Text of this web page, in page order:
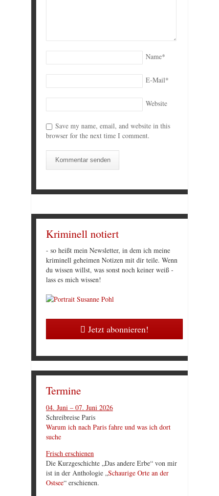
Name*
E-Mail*
Website
Save my name, email, and website in this
browser for the next time I comment.
Kriminell notiert
- so heißt mein Newsletter, in dem ich meine
kriminell geheimen Notizen mit dir teile. Wenn
du wissen willst, was sonst noch keiner weiß -
lass es mich wissen!
Jetzt abonnieren!
Termine
04. Juni – 07. Juni 2026
Schreibreise Paris
Warum ich nach Paris fahre und was ich dort
suche
Frisch erschienen
Die Kurzgeschichte „Das andere Erbe“ von mir
ist in der Anthologie „Schaurige Orte an der
Ostsee“ erschienen.